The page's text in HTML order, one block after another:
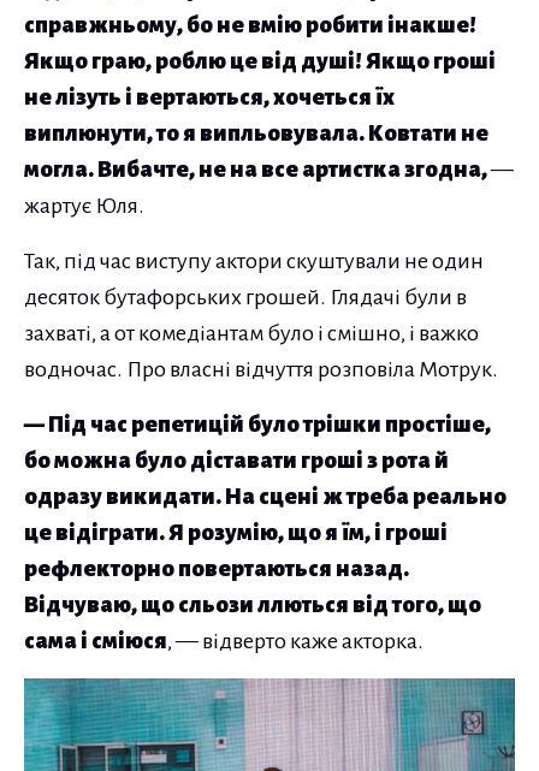
справжньому, бо не вмію робити інакше!
Якщо граю, роблю це від душі! Якщо гроші
не лізуть і вертаються, хочеться їх
виплюнути, то я випльовувала. Ковтати не
могла. Вибачте, не на все артистка згодна,—
жартує Юля.
Так, під час виступу актори скуштували не один
десяток бутафорських грошей. Глядачі були в
захваті, а от комедіантам було і смішно, і важко
водночас. Про власні відчуття розповіла Мотрук.
— Під час репетицій було трішки простіше,
бо можна було діставати гроші з рота й
одразу викидати. На сцені ж треба реально
це відіграти. Я розумію, що я їм, і гроші
рефлекторно повертаються назад.
Відчуваю, що сльози ллються від того, що
сама і сміюся, — відверто каже акторка.